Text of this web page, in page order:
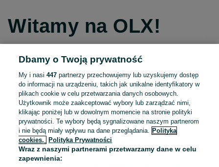
Witamy na OLX!
Kontynuuj przez Facebooka
Kontynuuj przez konto Apple
Kontynuuj przez konto Google
LUB
Dbamy o Twoją prywatność
My i nasi447 partnerzy przechowujemy lub uzyskujemy dostęp
do informacji na urządzeniu, takich jak unikalne identyfikatory w
plikach cookie w celu przetwarzania danych osobowych.
Użytkownik może zaakceptować wybory lub zarządzać nimi,
klikając poniżej lub w dowolnym momencie na stronie polityki
prywatności. Te wybory będą sygnalizowane naszym partnerom
i nie będą miały wpływu na dane przeglądania.
Polityka
cookies,
Polityka Prywatności
Wraz z naszymi partnerami przetwarzamy dane w celu
zapewnienia: